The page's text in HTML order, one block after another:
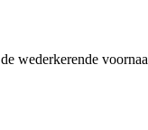
wederkerende